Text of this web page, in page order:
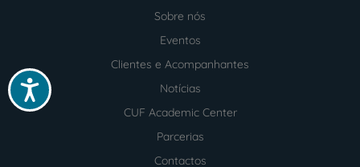
Acessibilidade
Sobre nós
Eventos
Clientes e Acompanhantes
Notícias
CUF Academic Center
Parcerias
Contactos